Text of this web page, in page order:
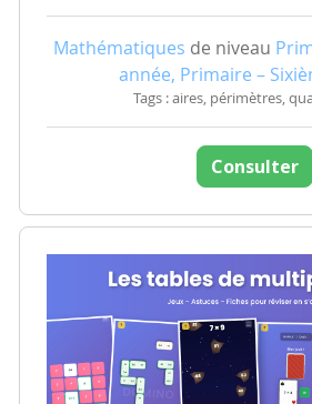
Mathématiques de niveau
année, Primaire –
Tags : aires, périmètres,
Consulter